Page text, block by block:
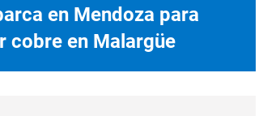
en Mendoza para
cobre en Malargüe